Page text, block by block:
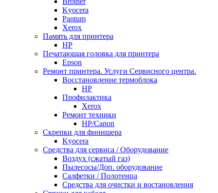
Kyocera
Pantum
Xerox
Память для принтера
HP
Печатающая головка для принтера
Epson
Ремонт принтера. Услуги Сервисного центра.
Восстановление термоблока
HP
Профилактика
Xerox
Ремонт техники
HP/Canon
Скрепки для финишера
Kyocera
Средства для сервиса / Оборудование
Воздух (сжатый газ)
Пылесосы/Доп. оборудование
Салфетки / Полотенца
Средства для очистки и востановления